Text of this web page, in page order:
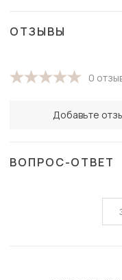
ОТЗЫВЫ
0
Добавьте
ВОПРОС-ОТВЕТ